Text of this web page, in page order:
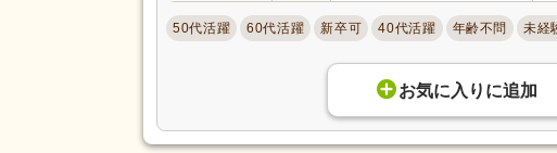
50代活躍 60代活躍 新卒可 40代活躍 年齢不問 未経
お気に入り に追加